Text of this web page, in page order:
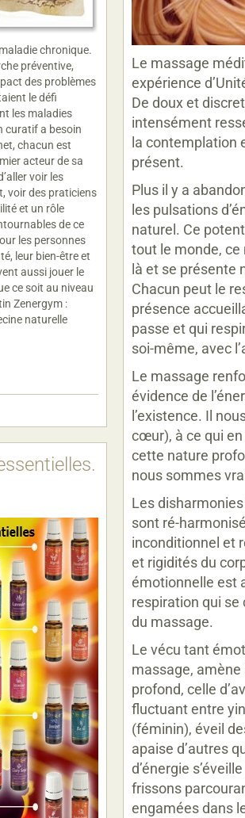
chronique.
préventive,
des problèmes
le défi
les maladies
curatif a besoin
chacun est
acteur de sa
voir les
voir des praticiens
et un rôle
de ce
les personnes
leur bien-être et
aussi jouer le
ce soit au niveau
Zenergym :
naturelle
Le massage
expérience
De doux et
intensément
la contemplation
présent.
Plus il y a
les pulsations
naturel. Ce
tout le monde, ce
là et se
Chacun peut le
présence
passe et qui
soi-même, avec
Le massage
évidence de
l’existence. Il
cœur), à ce qui
cette nature
nous sommes
Les
sont ré-
inconditionnel et
et rigidités du
émotionnelle est
respiration qui
du massage.
Le vécu tant
massage,
profond, celle
fluctuant entre
(féminin), éveil
apaise d’autres
d’énergie
frissons
engamées dans